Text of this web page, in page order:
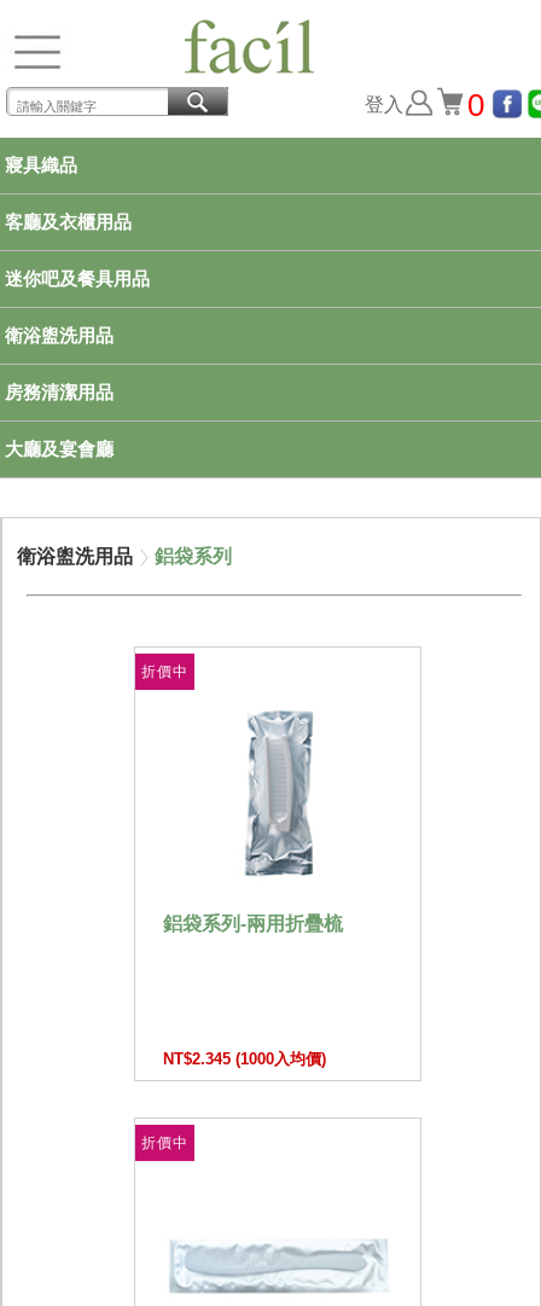
登入 0
寢具織品
客廳及衣櫃用品
迷你吧及餐具用品
衛浴盥洗用品
房務清潔用品
大廳及宴會廳
衛浴盥洗用品 鋁袋系列
折價中
鋁袋系列-兩用折疊梳
NT$2.345 (1000入均價)
折價中